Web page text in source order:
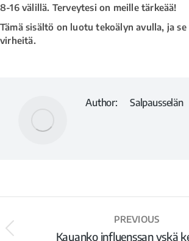
8-16 välillä. Terveytesi on meille tärkeää!
Tämä sisältö on luotu tekoälyn avulla, ja
virheitä.
Author:
PREVIOUS
Kauanko influenssan yskä